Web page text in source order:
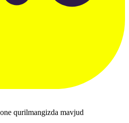
qurilmangizda mavjud